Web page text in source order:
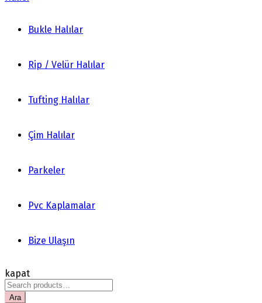
Bukle Halılar
Rip / Velür Halılar
Tufting Halılar
Çim Halılar
Parkeler
Pvc Kaplamalar
Bize Ulaşın
kapat
Search
for:
Ara